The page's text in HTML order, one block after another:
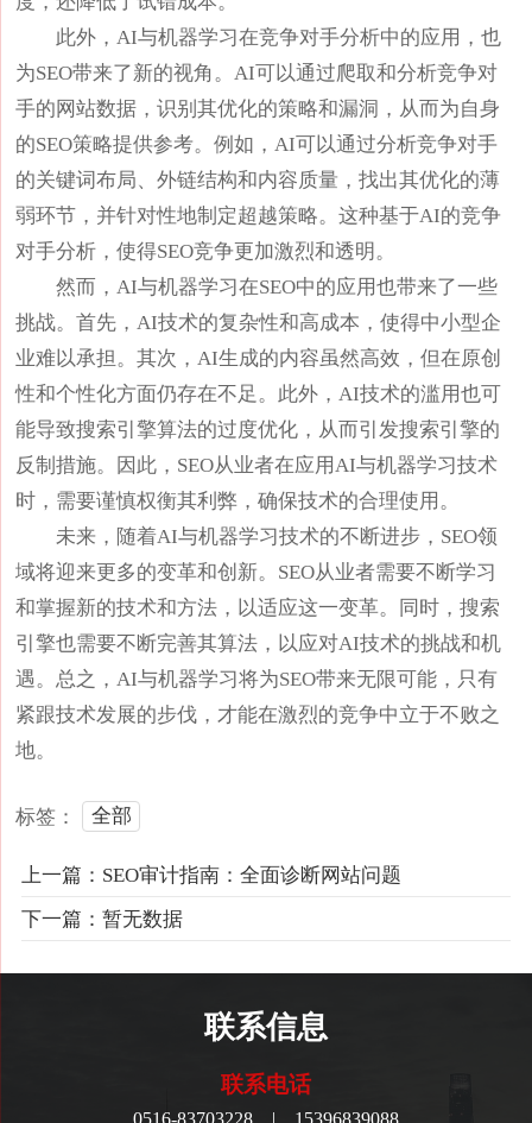
此外，AI与机器学习在竞争对手分析中的应用，也
为SEO带来了新的视角。AI可以通过爬取和分析竞争对
手的网站数据，识别其优化的策略和漏洞，从而为自身
的SEO策略提供参考。例如，AI可以通过分析竞争对手
的关键词布局、外链结构和内容质量，找出其优化的薄
弱环节，并针对性地制定超越策略。这种基于AI的竞争
对手分析，使得SEO竞争更加激烈和透明。
然而，AI与机器学习在SEO中的应用也带来了一些
挑战。首先，AI技术的复杂性和高成本，使得中小型企
业难以承担。其次，AI生成的内容虽然高效，但在原创
性和个性化方面仍存在不足。此外，AI技术的滥用也可
能导致搜索引擎算法的过度优化，从而引发搜索引擎的
反制措施。因此，SEO从业者在应用AI与机器学习技术
时，需要谨慎权衡其利弊，确保技术的合理使用。
未来，随着AI与机器学习技术的不断进步，SEO领
域将迎来更多的变革和创新。SEO从业者需要不断学习
和掌握新的技术和方法，以适应这一变革。同时，搜索
引擎也需要不断完善其算法，以应对AI技术的挑战和机
遇。总之，AI与机器学习将为SEO带来无限可能，只有
紧跟技术发展的步伐，才能在激烈的竞争中立于不败之
地。
标签： 全部
上一篇：SEO审计指南：全面诊断网站问题
下一篇：暂无数据
联系信息
联系电话
0516-83703228 | 15396839088